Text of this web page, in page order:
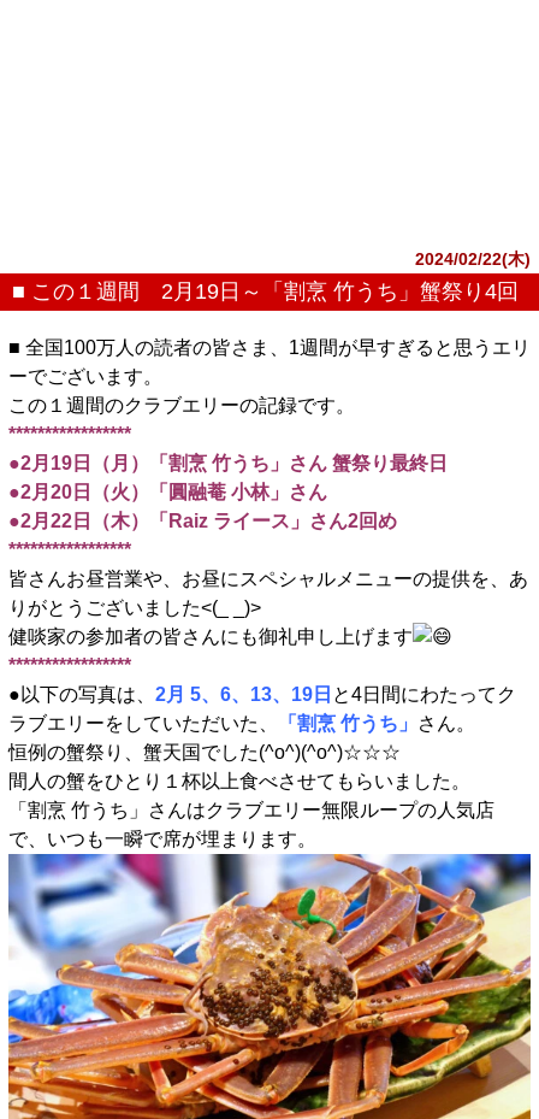
2024/02/22(木)
■ この１週間 2月19日～「割烹 竹うち」蟹祭り4回
■ 全国100万人の読者の皆さま、1週間が早すぎると思うエリ
ーでございます。
この１週間のクラブエリーの記録です。
*****************
●2月19日（月）「割烹 竹うち」さん 蟹祭り最終日
●2月20日（火）「圓融菴 小林」さん
●2月22日（木）「Raiz ライース」さん2回め
*****************
皆さんお昼営業や、お昼にスペシャルメニューの提供を、あ
りがとうございました<(_ _)>
健啖家の参加者の皆さんにも御礼申し上げます
*****************
●以下の写真は、 2月 5、6、13、19日 と4日間にわたってク
ラブエリーをしていただいた、
「割烹 竹うち」
さん。
恒例の蟹祭り、蟹天国でした(^o^)(^o^)☆☆☆
間人の蟹をひとり１杯以上食べさせてもらいました。
「割烹 竹うち」さんはクラブエリー無限ループの人気店
で、いつも一瞬で席が埋まります。